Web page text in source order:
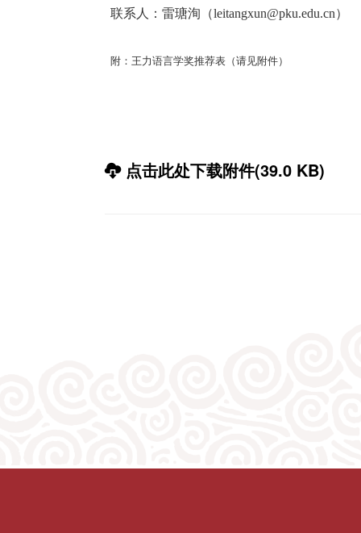
联系人：雷瑭洵（leitangxun@pku.edu.cn）
附：王力语言学奖推荐表（请见附件）
点击此处下载附件(39.0 KB)